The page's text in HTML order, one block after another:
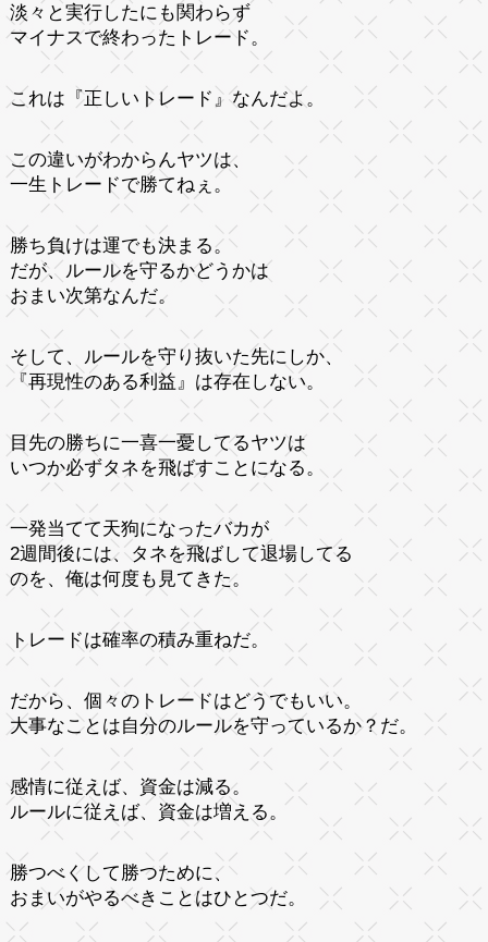
淡々と実行したにも関わらず
マイナスで終わったトレード。
これは『正しいトレード』なんだよ。
この違いがわからんヤツは、
一生トレードで勝てねぇ。
勝ち負けは運でも決まる。
だが、ルールを守るかどうかは
おまい次第なんだ。
そして、ルールを守り抜いた先にしか、
『再現性のある利益』は存在しない。
目先の勝ちに一喜一憂してるヤツは
いつか必ずタネを飛ばすことになる。
一発当てて天狗になったバカが
2週間後には、タネを飛ばして退場してる
のを、俺は何度も見てきた。
トレードは確率の積み重ねだ。
だから、個々のトレードはどうでもいい。
大事なことは自分のルールを守っているか？だ。
感情に従えば、資金は減る。
ルールに従えば、資金は増える。
勝つべくして勝つために、
おまいがやるべきことはひとつだ。